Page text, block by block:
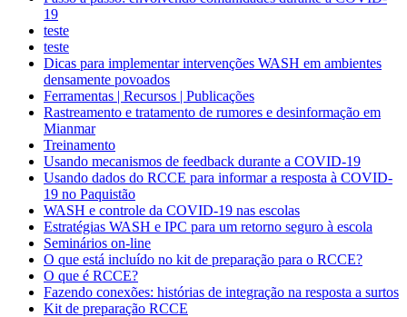
19
teste
teste
Dicas para implementar intervenções WASH em ambientes
densamente povoados
Ferramentas | Recursos | Publicações
Rastreamento e tratamento de rumores e desinformação em
Mianmar
Treinamento
Usando mecanismos de feedback durante a COVID-19
Usando dados do RCCE para informar a resposta à COVID-
19 no Paquistão
WASH e controle da COVID-19 nas escolas
Estratégias WASH e IPC para um retorno seguro à escola
Seminários on-line
O que está incluído no kit de preparação para o RCCE?
O que é RCCE?
Fazendo conexões: histórias de integração na resposta a surtos
Kit de preparação RCCE